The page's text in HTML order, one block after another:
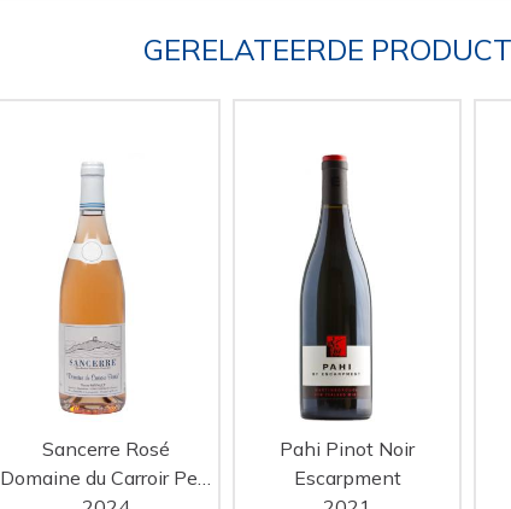
GERELATEERDE
Sancerre Rosé
Domaine du Carroir Perrin
Pahi Pinot Noir
Escarpment